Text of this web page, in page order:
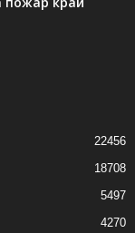
22456
18708
5497
4270